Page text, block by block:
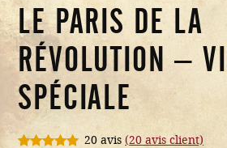
LE PARIS DE LA
RÉVOLUTION –
SPÉCIALE
20 avis (20 avis client)